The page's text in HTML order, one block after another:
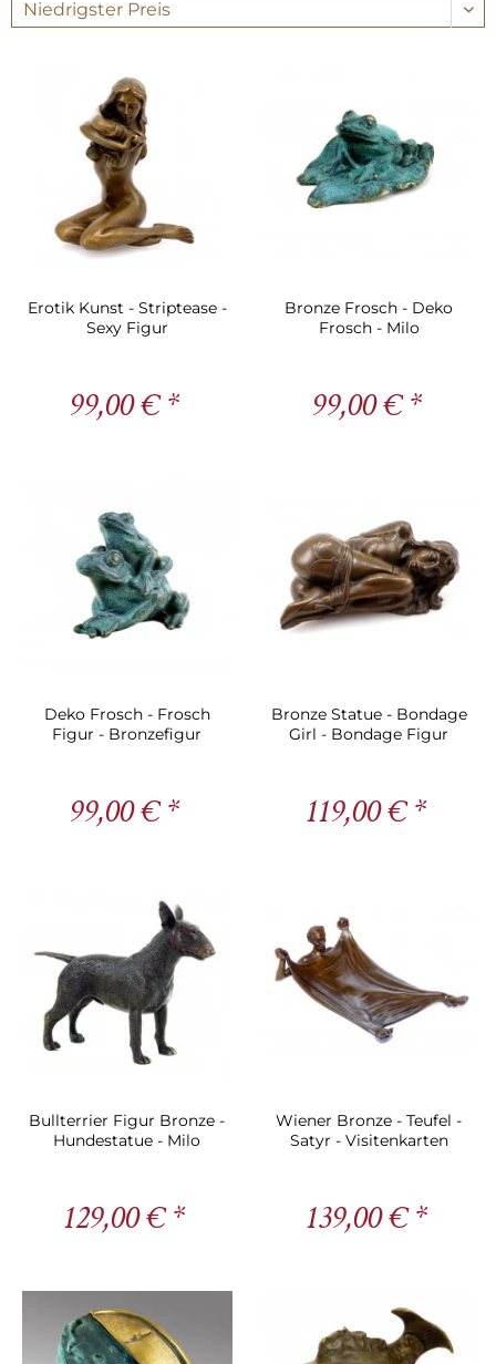
Erotik Kunst - Striptease -
Sexy Figur
99,00 € *
Bronze Frosch - Deko
Frosch - Milo
99,00 € *
Deko Frosch - Frosch
Figur - Bronzefigur
99,00 € *
Bronze Statue - Bondage
Girl - Bondage Figur
119,00 € *
Bullterrier Figur Bronze -
Hundestatue - Milo
129,00 € *
Wiener Bronze - Teufel -
Satyr - Visitenkarten
139,00 € *